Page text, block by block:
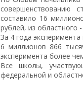
совершенствованию
составило 16
рублей, из областного
За 4 года
6 миллионов 866
эксперимента более
Все школы,
федеральной и